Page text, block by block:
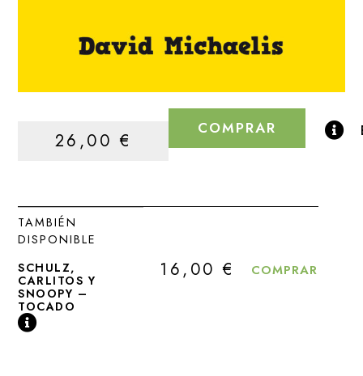
26,00€
COMPRAR
TAMBIÉN
DISPONIBLE
SCHULZ,
CARLITOS Y
SNOOPY –
TOCADO
16,00€ COMPRAR